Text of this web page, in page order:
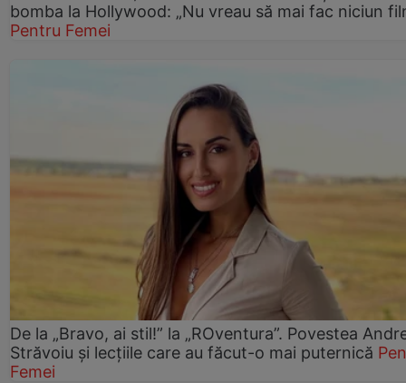
bomba la Hollywood: „Nu vreau să mai fac niciun
Pentru Femei
De la „Bravo, ai stil!” la „ROventura”. Povestea
Străvoiu și lecțiile care au făcut-o mai puternică
Femei